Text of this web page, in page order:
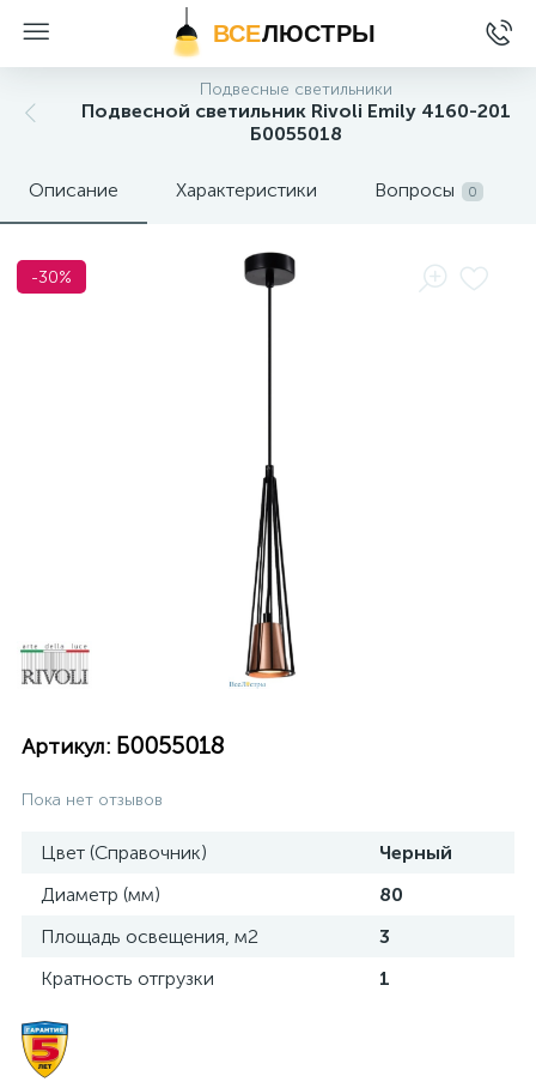
ВСЕЛЮСТРЫ
Подвесные светильники
Подвесной светильник Rivoli Emily 4160-201
Б0055018
Описание Характеристики Вопросы 0
-30%
Артикул: Б0055018
Пока нет отзывов
Цвет (Справочник)
Черный
Диаметр (мм)
80
Площадь освещения, м2
3
Кратность отгрузки
1